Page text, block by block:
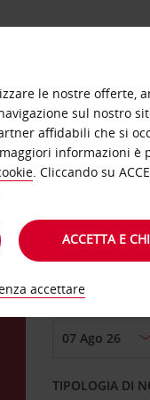
Scegli una
DAL GIORNO
TIPOLOGIA DI
le nostre offerte,
sul nostro
affidabili che si
informazioni è
. Cliccando su
ACCETTA E
accettare